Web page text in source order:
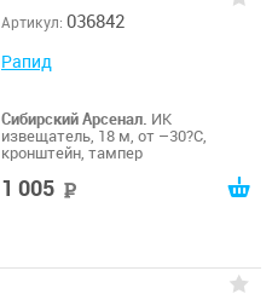
Артикул: 036842
Рапид
Сибирский Арсенал. ИК
извещатель, 18 м, от –30?С,
кронштейн, тампер
1 005